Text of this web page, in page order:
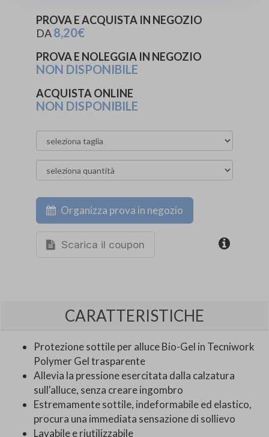
PROVA E ACQUISTA IN NEGOZIO
DA8,20€
PROVA E NOLEGGIA IN NEGOZIO
NON DISPONIBILE
ACQUISTA ONLINE
NON DISPONIBILE
Organizza prova in negozio
Scarica il coupon
CARATTERISTICHE
Protezione sottile per alluce Bio-Gel in Tecniwork
Polymer Gel trasparente
Allevia la pressione esercitata dalla calzatura
sull'alluce, senza creare ingombro
Estremamente sottile, indeformabile ed elastico,
procura una immediata sensazione di sollievo
Lavabile e riutilizzabile